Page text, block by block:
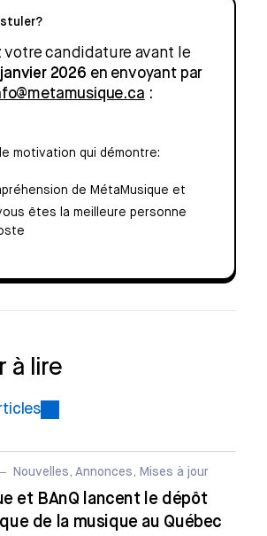
votre candidature avant le
2026 en envoyant par
:
motivation qui démontre:
de MétaMusique et
êtes la meilleure personne
à lire
Nouvelles, Annonces, Mises à jour
et BAnQ lancent le dépôt
de la musique au Québec